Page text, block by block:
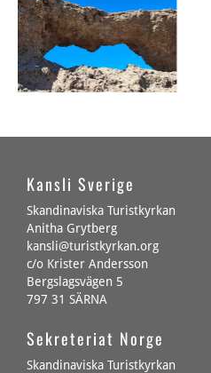
Kansli Sverige
Skandinaviska Turistkyrkan
Anitha Grytberg
kansli@turistkyrkan.org
c/o Krister Andersson
Bergslagsvägen 5
797 31 SÄRNA
Sekreteriat Norge
Skandinaviska Turistkyrkan